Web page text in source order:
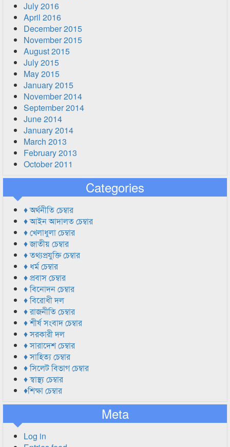
July 2016
April 2016
December 2015
November 2015
August 2015
July 2015
May 2015
January 2015
November 2014
September 2014
June 2014
January 2014
March 2013
February 2013
October 2011
Categories
♦ অর্থনীতি চেম্বার
♦ আইন আদালত চেম্বার
♦ খেলাধুলা চেম্বার
♦ জাতীয় চেম্বার
♦ তথ্যপ্রযুক্তি চেম্বার
♦ ধর্ম চেম্বার
♦ প্রবাস চেম্বার
♦ বিনোদন চেম্বার
♦ বিরোধী দল
♦ রাজনীতি চেম্বার
♦ শীর্ষ সংবাদ চেম্বার
♦ সরকারী দল
♦ সারাদেশ চেম্বার
♦ সাহিত্য চেম্বার
♦ সিলেট বিভাগ চেম্বার
♦ স্বাস্থ্য চেম্বার
♦শিক্ষা চেম্বার
Meta
Log in